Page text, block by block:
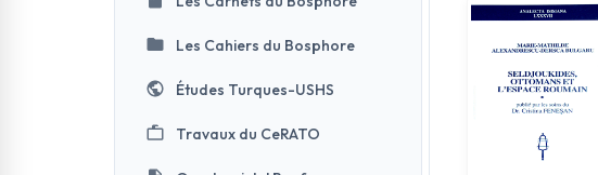
Les Cahiers du Bosphore
Études Turques-USHS
Travaux du CeRATO